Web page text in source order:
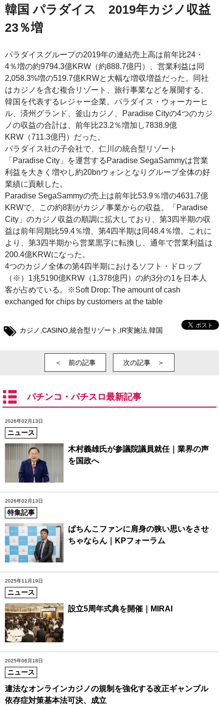
韓国 パラダイス 2019年カジノ収益
23％増
パラダイスグループの2019年の連結売上高は前年比24・
4％増の約9794.3億KRW（約888.7億円）、営業利益は同
2,058.3%増の519.7億KRWと大幅な増収増益だった。同社
はカジノを含む複合リゾート、旅行事業などを展開する、
韓国を代表するレジャー企業。パラダイス・ウォーカーヒ
ル、済州グランド、釜山カジノ、Paradise Cityの4つのカジ
ノの収益の合計は、前年比23.2％増加し7838.9億
KRW（711.3億円）だった。
パラダイス社の子会社で、仁川の統合型リゾート
「Paradise City」を運営するParadise SegaSammyは営業
利益を大きく増やし約20bnウォンとなりグループ全体の好
業績に貢献した。
Paradise SegaSammyの売上は前年比53.9％増の4631.7億
KRWで、この約8割がカジノ事業からの収益。「Paradise
City」のカジノ収益の順調に拡大しており、第3四半期の収
益は前年同期比59.4％増、第4四半期は同48.4％増。これに
より、第3四半期から営業黒字に転換し、通年で営業利益は
200.4億KRWになった。
4つのカジノ全体の第4四半期におけるソフト・ドロップ
（※）1兆5190億KRW（1,378億円）の約3分の1を日本人
客が占めている。※Soft Drop: The amount of cash
exchanged for chips by customers at the table
カジノ CASINO 統合型リゾート IR実施法 韓国
＜ 前の記事 次の記事 ＞
パチンコ・パチスロ最新記事
2026年02月13日
ニュース
木村義雄氏が参議院議員就任｜業界の声
を国政へ
2026年02月13日
特集記事
ぱちんこファンに肩身の狭い思いをさせ
ちゃならん｜KPフォーラム
2025年11月19日
ニュース
設立5周年式典を開催｜MIRAI
2025年06月18日
ニュース
違法なオンラインカジノの規制を強化する改正ギャンブル
依存症対策基本法可決、成立